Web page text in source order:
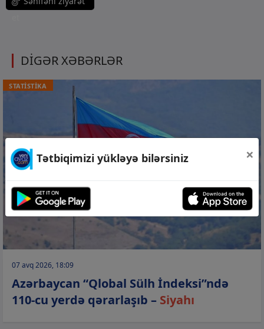
DİGƏR XƏBƏRLƏR
STATİSTİKA
07 avq 2026, 18:09
Azərbaycan “Qlobal Sülh İndeksi”ndə
110-cu yerdə qərarlaşıb – Siyahı
Tətbiqimizi yükləyə bilərsiniz ×